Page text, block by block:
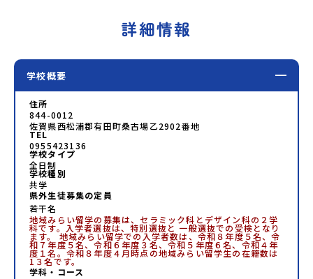
詳細情報
学校概要
住所
844-0012
佐賀県西松浦郡有田町桑古場乙2902番地
TEL
0955423136
学校タイプ
全日制
学校種別
共学
県外生徒募集の定員
若干名
地域みらい留学の募集は、セラミック科とデザイン科の２学
科です。入学者選抜は、特別選抜と 一般選抜での受検となり
ます。 地域みらい留学での入学者数は、令和８年度５名、令
和７年度５名、令和６年度３名、令和５年度６名、令和４年
度１名。令和８年度４月時点の地域みらい留学生の在籍数は
1３名です。
学科・コース